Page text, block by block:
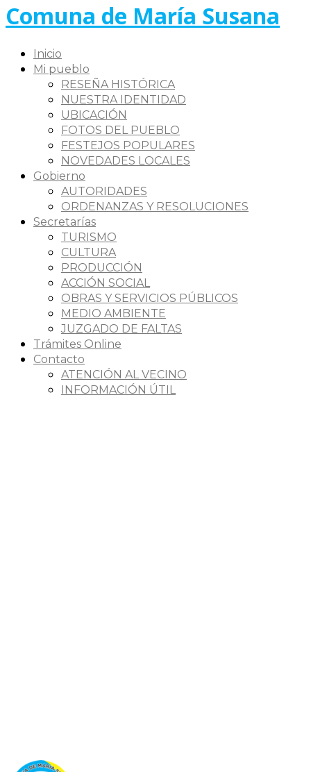
Comuna de María Susana
Inicio
Mi pueblo
RESEÑA HISTÓRICA
NUESTRA IDENTIDAD
UBICACIÓN
FOTOS DEL PUEBLO
FESTEJOS POPULARES
NOVEDADES LOCALES
Gobierno
AUTORIDADES
ORDENANZAS Y RESOLUCIONES
Secretarías
TURISMO
CULTURA
PRODUCCIÓN
ACCIÓN SOCIAL
OBRAS Y SERVICIOS PÚBLICOS
MEDIO AMBIENTE
JUZGADO DE FALTAS
Trámites Online
Contacto
ATENCIÓN AL VECINO
INFORMACIÓN ÚTIL